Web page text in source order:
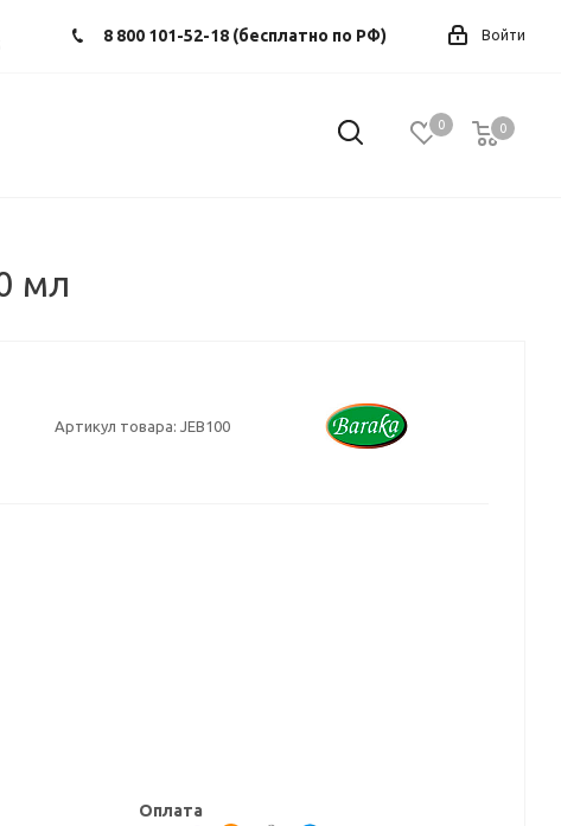
Войти
8 800 101-52-18 (бесплатно по РФ)
0 0
0
мл
Артикул товара: JEB100
Оплата